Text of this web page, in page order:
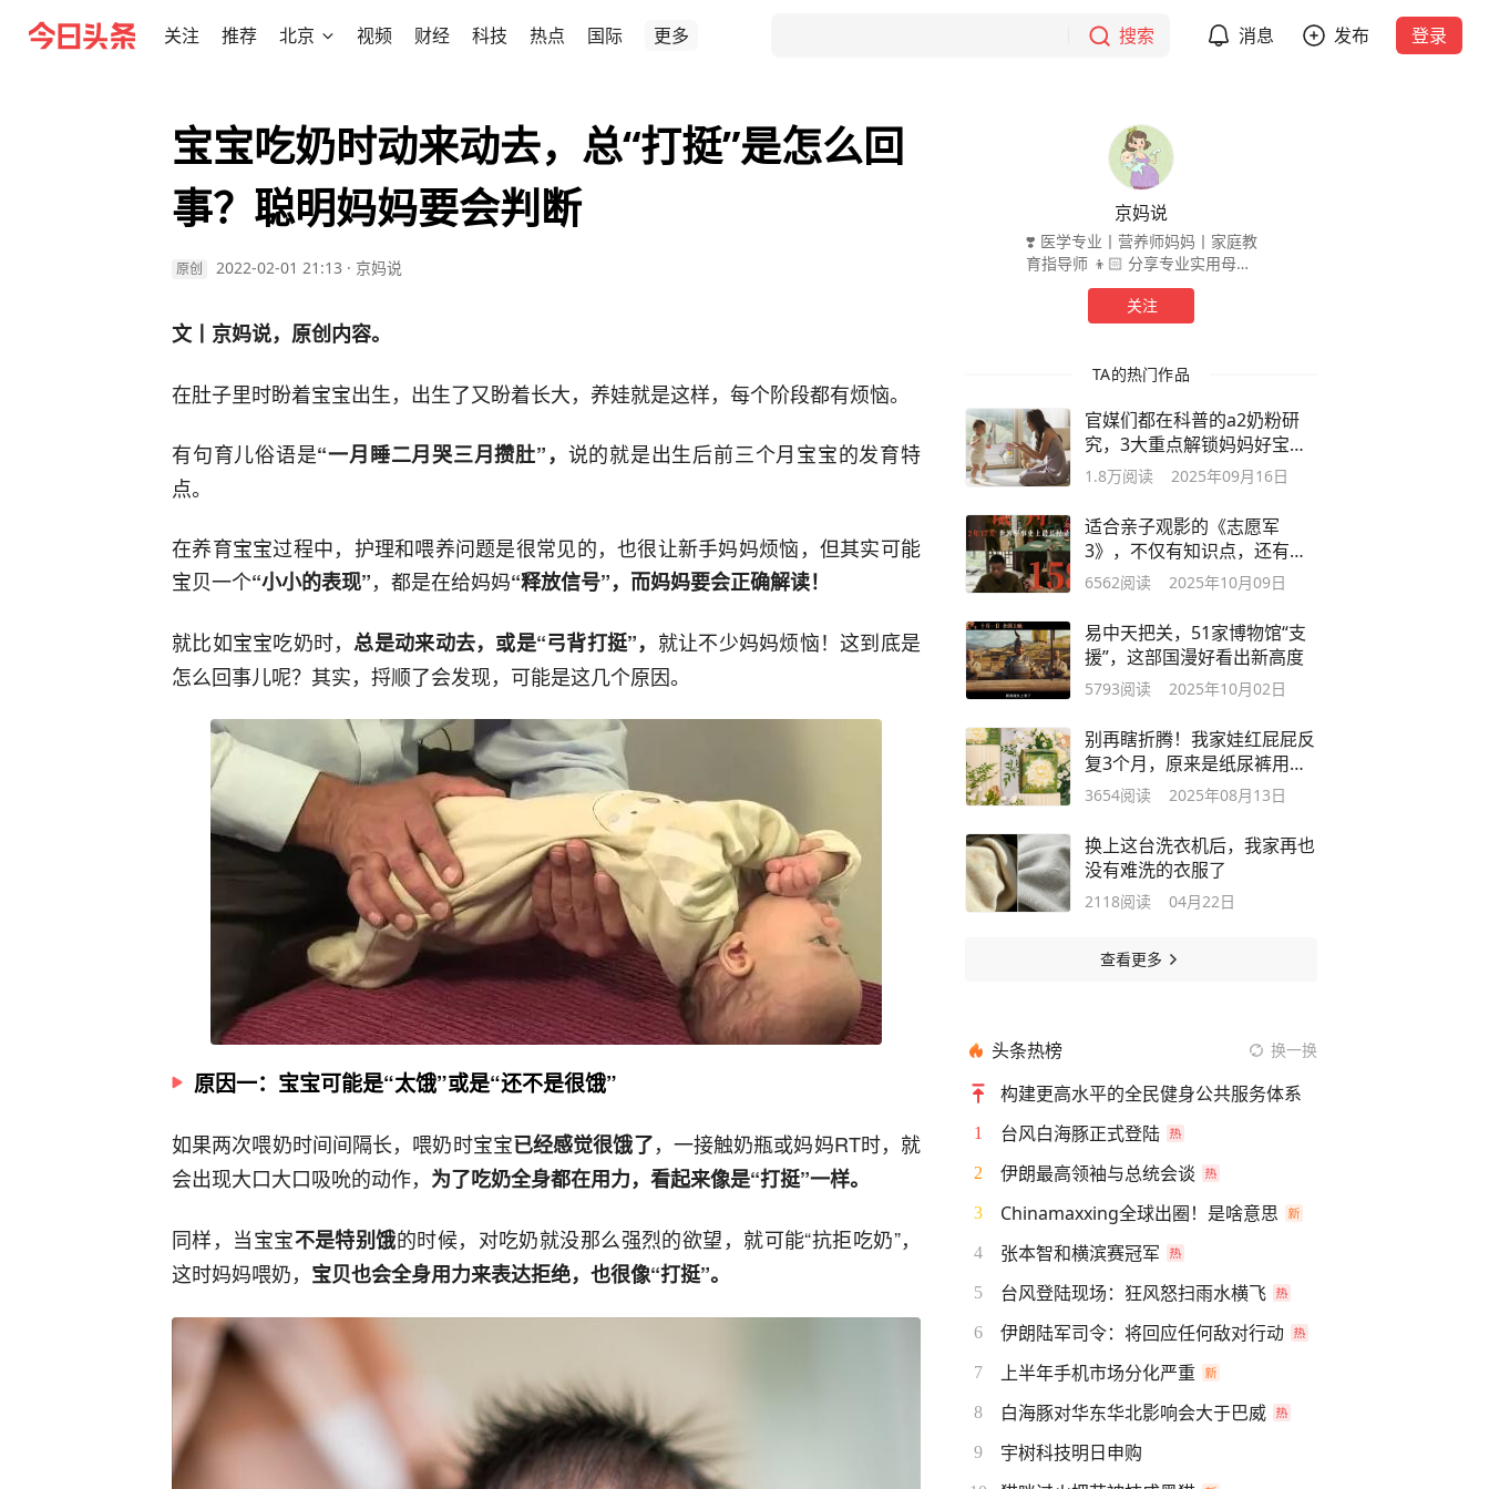
关注 推荐 北京 视频 财经 科技 热点 国际 更多 搜索 消息 发布 登录
宝宝吃奶时动来动去，总“打挺”是怎么回
事？聪明妈妈要会判断
原创 2022-02-01 21:13 · 京妈说
文丨京妈说，原创内容。
在肚子里时盼着宝宝出生，出生了又盼着长大，养娃就是这样，每个阶段都有烦恼。
有句育儿俗语是“一月睡二月哭三月攒肚”， 说的就是出生后前三个月宝宝的发育特
点。
在养育宝宝过程中，护理和喂养问题是很常见的，也很让新手妈妈烦恼，但其实可能
宝贝一个“小小的表现”，都是在给妈妈“释放信号”，而妈妈要会正确解读！
就比如宝宝吃奶时， 总是动来动去，或是“弓背打挺”， 就让不少妈妈烦恼！这到底是
怎么回事儿呢？其实，捋顺了会发现，可能是这几个原因。
原因一：宝宝可能是“太饿”或是“还不是很饿”
如果两次喂奶时间间隔长，喂奶时宝宝已经感觉很饿了，一接触奶瓶或妈妈RT时，就
会出现大口大口吸吮的动作， 为了吃奶全身都在用力，看起来像是“打挺”一样。
同样，当宝宝不是特别饿的时候，对吃奶就没那么强烈的欲望，就可能“抗拒吃奶”，
这时妈妈喂奶， 宝贝也会全身用力来表达拒绝，也很像“打挺”。
京妈说
❣️ 医学专业丨营养师妈妈丨家庭教
育指导师 👦🏻 分享专业实用母婴/
营养健康知识 🥇 推荐优选母婴生活
好物 😘 关注@京妈说，爱自己爱孩
子爱家人
关注
TA的热门作品
官媒们都在科普的a2奶粉研
究，3大重点解锁妈妈好宝宝
也好！
1.8万阅读 2025年09月16日
适合亲子观影的《志愿军
3》，不仅有知识点，还有燃
点和泪点
6562阅读 2025年10月09日
易中天把关，51家博物馆“支
援”，这部国漫好看出新高度
5793阅读 2025年10月02日
别再瞎折腾！我家娃红屁屁反
复3个月，原来是纸尿裤用错
了
3654阅读 2025年08月13日
换上这台洗衣机后，我家再也
没有难洗的衣服了
2118阅读 04月22日
查看更多
头条热榜 换一换
构建更高水平的全民健身公共服务体系
1 台风白海豚正式登陆
2 伊朗最高领袖与总统会谈
3 Chinamaxxing全球出圈！是啥意思
4 张本智和横滨赛冠军
5 台风登陆现场：狂风怒扫雨水横飞
6 伊朗陆军司令：将回应任何敌对行动
7 上半年手机市场分化严重
8 白海豚对华东华北影响会大于巴威
9 宇树科技明日申购